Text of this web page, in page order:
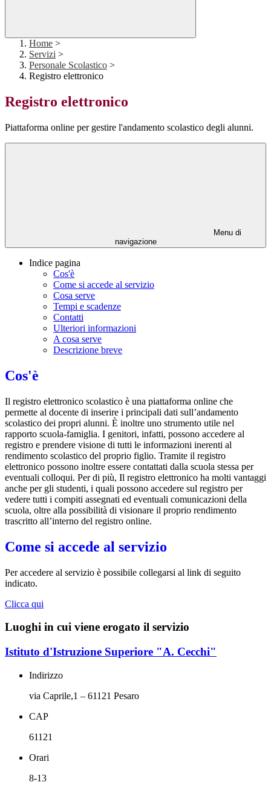
Home >
Servizi >
Personale Scolastico >
Registro elettronico
Registro elettronico
Piattaforma online per gestire l'andamento scolastico degli alunni.
Menu di
navigazione
Indice pagina
Cos'è
Come si accede al servizio
Cosa serve
Tempi e scadenze
Contatti
Ulteriori informazioni
A cosa serve
Descrizione breve
Cos'è
Il registro elettronico scolastico è una piattaforma online che
permette al docente di inserire i principali dati sull’andamento
scolastico dei propri alunni. È inoltre uno strumento utile nel
rapporto scuola-famiglia. I genitori, infatti, possono accedere al
registro e prendere visione di tutti le informazioni inerenti al
rendimento scolastico del proprio figlio. Tramite il registro
elettronico possono inoltre essere contattati dalla scuola stessa per
eventuali colloqui. Per di più, Il registro elettronico ha molti vantaggi
anche per gli studenti, i quali possono accedere sul registro per
vedere tutti i compiti assegnati ed eventuali comunicazioni della
scuola, oltre alla possibilità di visionare il proprio rendimento
trascritto all’interno del registro online.
Come si accede al servizio
Per accedere al servizio è possibile collegarsi al link di seguito
indicato.
Clicca qui
Luoghi in cui viene erogato il servizio
Istituto d'Istruzione Superiore "A. Cecchi"
Indirizzo
via Caprile,1 – 61121 Pesaro
CAP
61121
Orari
8-13